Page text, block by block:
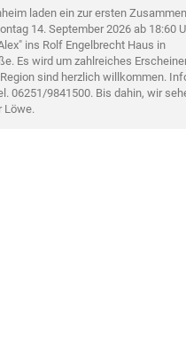
laden ein zur ersten
14. September 2026 ab 18:60
ins Rolf Engelbrecht Haus in
Es wird um zahlreiches
sind herzlich willkommen.
06251/9841500. Bis dahin, wir
Löwe.